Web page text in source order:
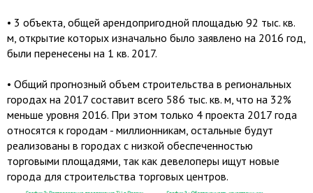
• 3 объекта, общей арендопригодной площадью 92 тыс. кв.
м, открытие которых изначально было заявлено на 2016 год,
были перенесены на 1 кв. 2017.
• Общий прогнозный объем строительства в региональных
городах на 2017 составит всего 586 тыс. кв. м, что на 32%
меньше уровня 2016. При этом только 4 проекта 2017 года
относятся к городам - миллионникам, остальные будут
реализованы в городах с низкой обеспеченностью
торговыми площадями, так как девелоперы ищут новые
города для строительства торговых центров.